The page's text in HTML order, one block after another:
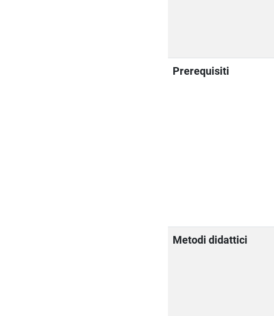
Prerequisiti
Metodi didattici